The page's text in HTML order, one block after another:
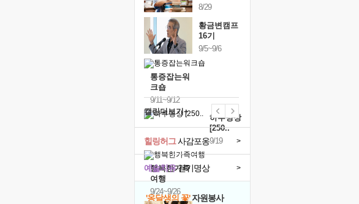
8/29
황금변캠프
16기
9/5~9/6
통증잡는워
크숍
9/11~9/12
하루명상
[250..
9/19
행복한가족
여행
9/24~9/26
캘린더보기+
예술치유걷기명상 >
힐링허그사감포옹 >
'옹달샘의 꽃'자원봉사